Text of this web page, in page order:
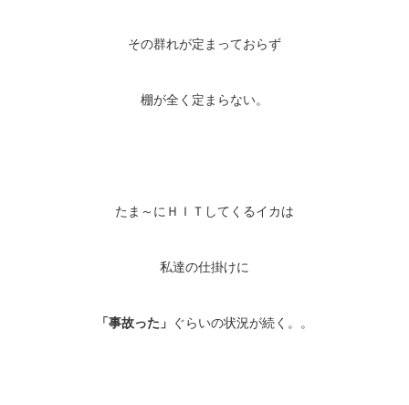
その群れが定まっておらず
棚が全く定まらない。
たま～にＨＩＴしてくるイカは
私達の仕掛けに
「事故った」 ぐらいの状況が続く。。